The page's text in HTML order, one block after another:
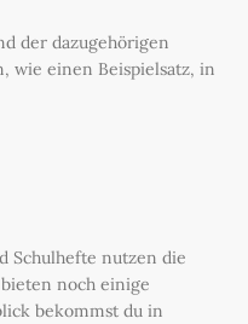
der dazugehörigen
wie einen Beispielsatz, in
Schulhefte nutzen die
noch einige
bekommst du in